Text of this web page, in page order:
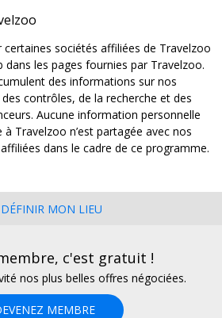
sociétés affiliées de Travelzoo
dans les pages fournies par Travelzoo.
des informations sur nos
contrôles, de la recherche et des
Aucune information personnelle
Travelzoo n’est partagée avec nos
dans le cadre de ce programme.
DÉFINIR MON LIEU
c'est gratuit !
nos plus belles offres négociées.
MEMBRE